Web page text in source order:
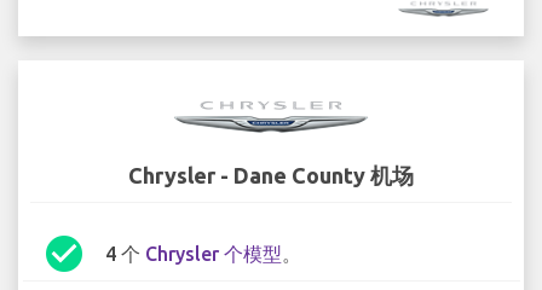
Chrysler - Dane County 机场
check_circle 4 个 Chrysler 个模型。